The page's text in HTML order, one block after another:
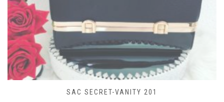
SAC SECRET-VANITY 201